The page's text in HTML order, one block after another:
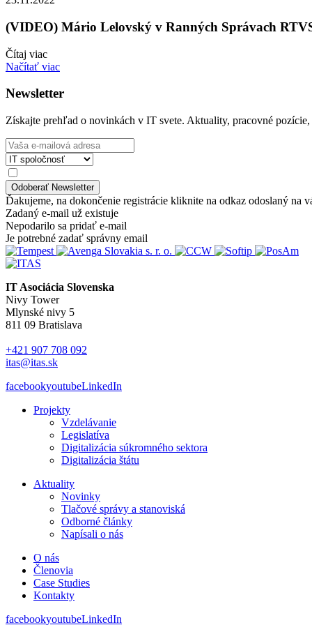
(VIDEO) Mário Lelovský v Ranných Správach
Čítaj viac
Načítať viac
Newsletter
Získajte prehľad o novinkách v IT svete. Aktuality, pracovné
Ďakujeme, na dokončenie registrácie kliknite na odkaz odoslaný na
Zadaný e-mail už existuje
Nepodarilo sa pridať e-mail
Je potrebné zadať správny email
IT Asociácia Slovenska
Nivy Tower
Mlynské nivy 5
811 09 Bratislava
+421 907 708 092
itas@itas.sk
facebookyoutubeLinkedIn
Projekty
Vzdelávanie
Legislatíva
Digitalizácia súkromného sektora
Digitalizácia štátu
Aktuality
Novinky
Tlačové správy a stanoviská
Odborné články
Napísali o nás
O nás
Členovia
Case Studies
Kontakty
facebookyoutubeLinkedIn